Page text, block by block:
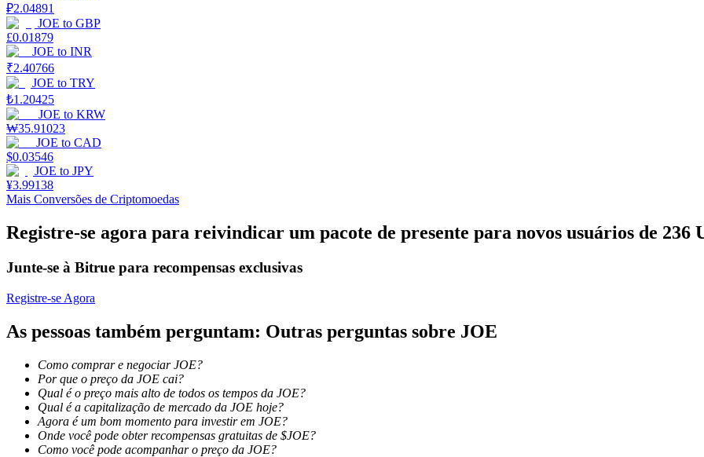
Ganhar
Porquinho poderoso
Estacamento
Altos retornos e acesso instantâneo
₽2.04891
JOE to GBP
£0.01879
JOE to INR
₹2.40766
JOE to TRY
₺1.20425
JOE to KRW
₩35.91023
JOE to CAD
$0.03546
JOE to JPY
¥3.99138
Mais Conversões de Criptomoedas
Registre-se agora para reivindicar um pacote de presente para novos usuários de 236
Junte-se à Bitrue para recompensas exclusivas
Registre-se Agora
As pessoas também perguntam: Outras perguntas sobre JOE
Como comprar e negociar JOE?
Por que o preço da JOE cai?
Qual é o preço mais alto de todos os tempos da JOE?
Qual é a capitalização de mercado da JOE hoje?
Agora é um bom momento para investir em JOE?
Onde você pode obter recompensas gratuitas de $JOE?
Como você pode acompanhar o preço da JOE?